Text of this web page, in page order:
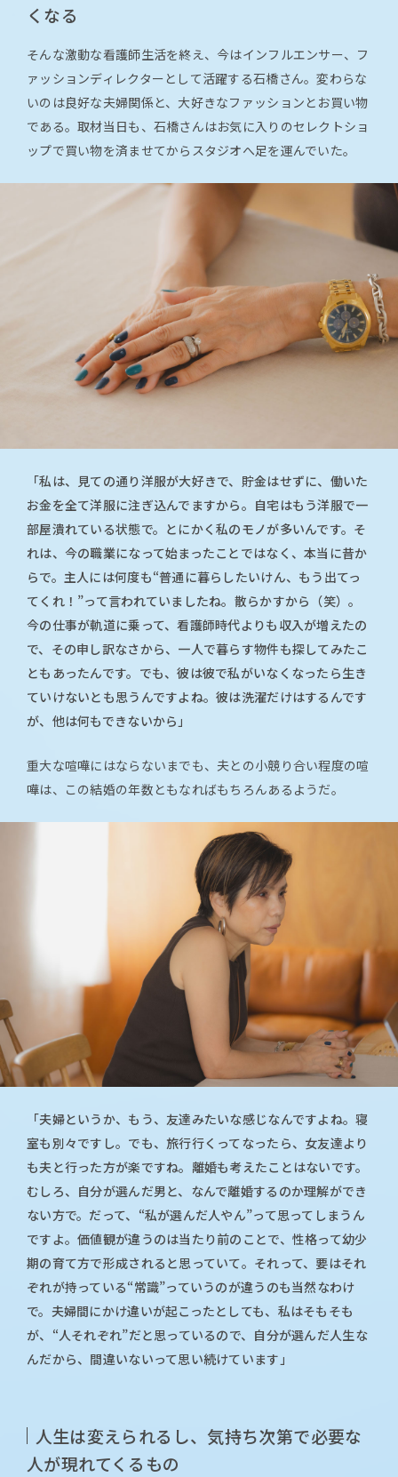
くなる
そんな激動な看護師生活を終え、今はインフルエンサー、フ
ァッションディレクターとして活躍する石橋さん。変わらな
いのは良好な夫婦関係と、大好きなファッションとお買い物
である。取材当日も、石橋さんはお気に入りのセレクトショ
ップで買い物を済ませてからスタジオへ足を運んでいた。
「私は、見ての通り洋服が大好きで、貯金はせずに、働いた
お金を全て洋服に注ぎ込んでますから。自宅はもう洋服で一
部屋潰れている状態で。とにかく私のモノが多いんです。そ
れは、今の職業になって始まったことではなく、本当に昔か
らで。主人には何度も“普通に暮らしたいけん、もう出てっ
てくれ！”って言われていましたね。散らかすから（笑）。
今の仕事が軌道に乗って、看護師時代よりも収入が増えたの
で、その申し訳なさから、一人で暮らす物件も探してみたこ
ともあったんです。でも、彼は彼で私がいなくなったら生き
ていけないとも思うんですよね。彼は洗濯だけはするんです
が、他は何もできないから」
重大な喧嘩にはならないまでも、夫との小競り合い程度の喧
嘩は、この結婚の年数ともなればもちろんあるようだ。
「夫婦というか、もう、友達みたいな感じなんですよね。寝
室も別々ですし。でも、旅行行くってなったら、女友達より
も夫と行った方が楽ですね。離婚も考えたことはないです。
むしろ、自分が選んだ男と、なんで離婚するのか理解ができ
ない方で。だって、“私が選んだ人やん”って思ってしまうん
ですよ。価値観が違うのは当たり前のことで、性格って幼少
期の育て方で形成されると思っていて。それって、要はそれ
ぞれが持っている“常識”っていうのが違うのも当然なわけ
で。夫婦間にかけ違いが起こったとしても、私はそもそも
が、“人それぞれ”だと思っているので、自分が選んだ人生な
んだから、間違いないって思い続けています」
人生は変えられるし、気持ち次第で必要な
人が現れてくるもの